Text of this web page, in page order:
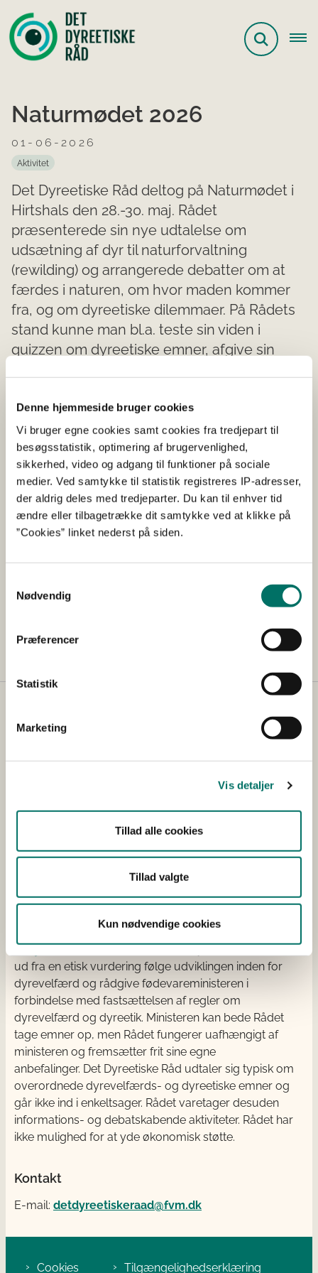
Denne hjemmeside bruger cookies
Vi bruger egne cookies samt cookies fra tredjepart til
besøgsstatistik, optimering af brugervenlighed,
sikkerhed, video og adgang til funktioner på sociale
medier. Ved samtykke til statistik registreres IP-adresser,
der aldrig deles med tredjeparter. Du kan til enhver tid
ændre eller tilbagetrække dit samtykke ved at klikke på
”Cookies” linket nederst på siden.
Nødvendig
Præferencer
Statistik
Marketing
Vis detaljer
Tillad alle cookies
Tillad valgte
Kun nødvendige cookies
Naturmødet 2026
01-06-2026
Aktivitet
Det Dyreetiske Råd deltog på Naturmødet i
Hirtshals den 28.-30. maj. Rådet
præsenterede sin nye udtalelse om
udsætning af dyr til naturforvaltning
(rewilding) og arrangerede debatter om at
færdes i naturen, om hvor maden kommer
fra, og om dyreetiske dilemmaer. På Rådets
stand kunne man bl.a. teste sin viden i
quizzen om dyreetiske emner, afgive sin
arbejdet i Rådet.
Det Dyreetiske Råd
Det Dyreetiske Råd er nedsat i medfør
afdyrevelfærdslovens § 38. Det Dyreetiske Råd skal
ud fra en etisk vurdering følge udviklingen inden for
dyrevelfærd og rådgive fødevareministeren i
forbindelse med fastsættelsen af regler om
dyrevelfærd og dyreetik. Ministeren kan bede Rådet
tage emner op, men Rådet fungerer uafhængigt af
ministeren og fremsætter frit sine egne
anbefalinger. Det Dyreetiske Råd udtaler sig typisk om
overordnede dyrevelfærds- og dyreetiske emner og
går ikke ind i enkeltsager. Rådet varetager desuden
informations- og debatskabende aktiviteter. Rådet har
ikke mulighed for at yde økonomisk støtte.
Kontakt
E-mail: detdyreetiskeraad@fvm.dk
Cookies Tilgængelighedserklæring